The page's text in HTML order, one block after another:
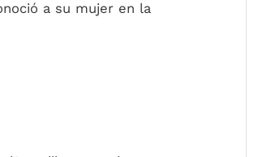
a su mujer en la